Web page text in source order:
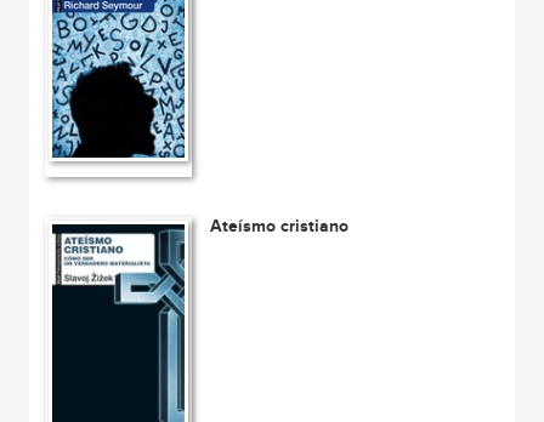
Ateísmo cristiano